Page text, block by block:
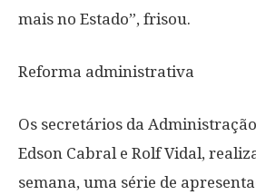
mais no Estado”, frisou.
Reforma administrativa
Os secretários da
Edson Cabral e Rolf Vidal,
semana, uma série de